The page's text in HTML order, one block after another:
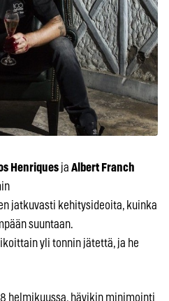
Henriques ja Albert Franch
jatkuvasti kehitysideoita, kuinka
suuntaan.
yli tonnin jätettä, ja he
helmikuussa, hävikin minimointi